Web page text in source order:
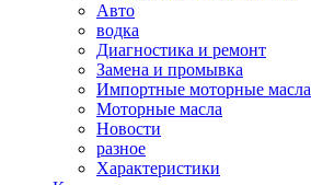
Авто
водка
Диагностика и ремонт
Замена и промывка
Импортные моторные масла
Моторные масла
Новости
разное
Характеристики